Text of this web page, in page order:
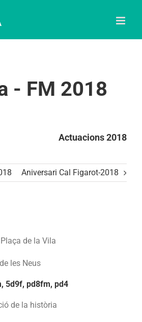
- FM 2018
Actuacions 2018
Aniversari Cal Figarot-2018
de la Vila
les Neus
5d9f, pd8fm, pd4
de la història